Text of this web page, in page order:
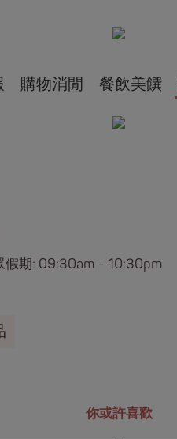
購物消閒 餐飲美饌
假期: 09:30am - 10:30pm
你或許喜歡